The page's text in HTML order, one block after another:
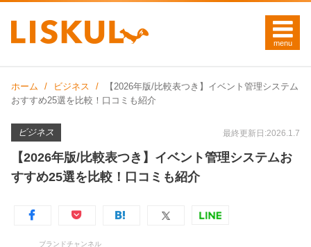
ホーム ビジネス
【2026年版/比較表つき】イベント管理システム
おすすめ25選を比較！口コミも紹介
ビジネス 最終更新日:2026.1.7
【2026年版/比較表つき】イベント管理システムお
すすめ25選を比較！口コミも紹介
ブランドチャンネル